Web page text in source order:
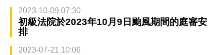
2023-10-09 07:30
初級法院於2023年10月9日颱風期間的庭審安
排
2023-07-21 10:06